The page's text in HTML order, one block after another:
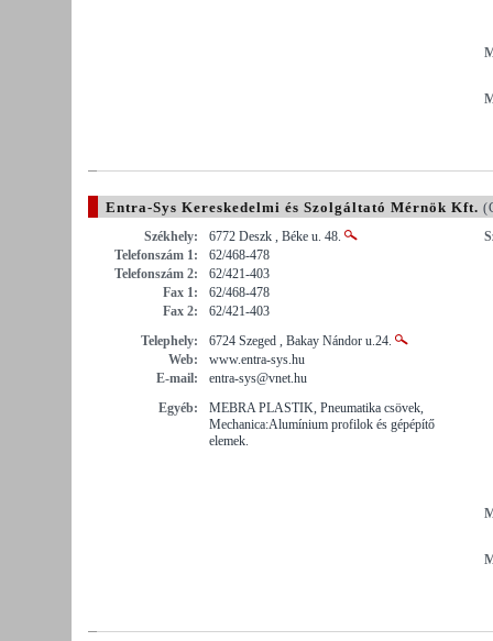
Entra-Sys Kereskedelmi és Szolgáltató Mérnök Kft.
Székhely:
6772 Deszk , Béke u. 48.
Telefonszám 1:
62/468-478
Telefonszám 2:
62/421-403
Fax 1:
62/468-478
Fax 2:
62/421-403
Telephely:
6724 Szeged , Bakay Nándor u.24.
Web:
www.entra-sys.hu
E-mail:
entra-sys@vnet.hu
Egyéb:
MEBRA PLASTIK, Pneumatika csövek,
Mechanica:Alumínium profilok és gépépítő
elemek.